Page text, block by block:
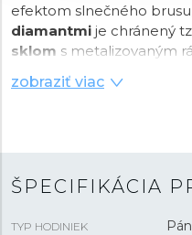
efektom slnečného
diamantmi je chránený
sklom s metalizovaným
úplnému okraju puzdra.
švajčiarskyquartzový
zobraziť viac
ŠPECIFIKÁCIA
TYP HODINIEK